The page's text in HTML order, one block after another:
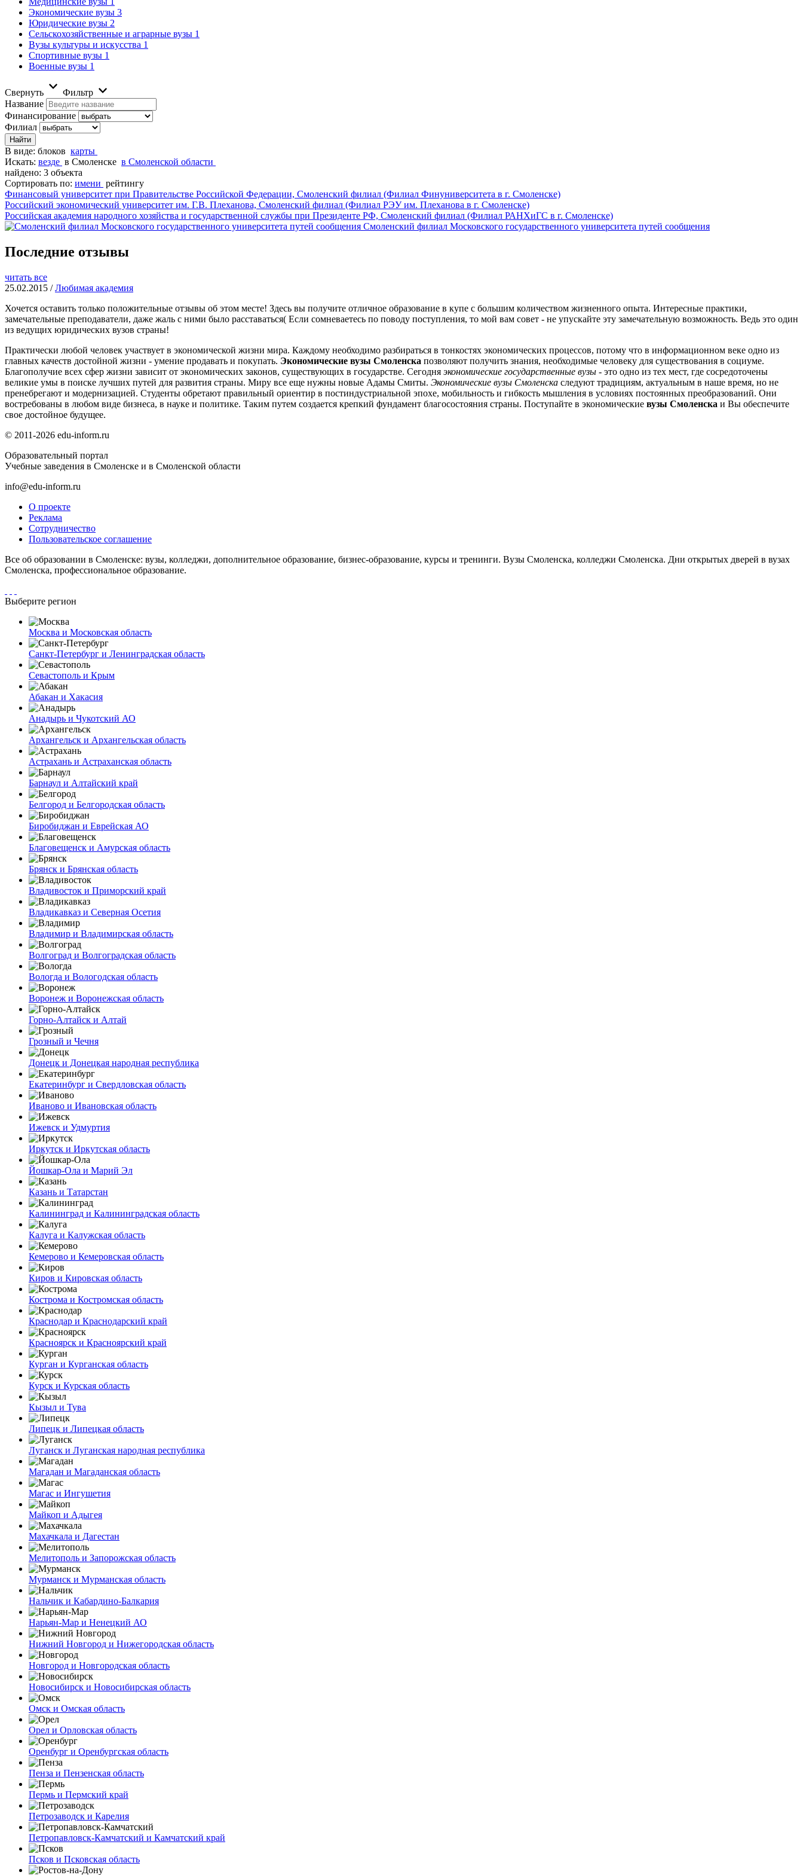
Экономические вузы 3
Юридические вузы 2
Сельскохозяйственные и аграрные вузы 1
Вузы культуры и искусства 1
Спортивные вузы 1
Военные вузы 1
Свернуть
Фильтр
Название
Финансирование
Филиал
В виде: блоков карты
Искать: везде в Смоленске в Смоленской области
найдено: 3 объекта
Сортировать по: имени рейтингу
Финансовый университет при Правительстве Российской Федерации, Смоленский филиал (Филиал Финуниверситета в г. Смоленске)
Российский экономический университет им. Г.В. Плеханова, Смоленский филиал (Филиал РЭУ им. Плеханова в г. Смоленске)
Российская академия народного хозяйства и государственной службы при Президенте РФ, Смоленский филиал (Филиал РАНХиГС в г. Смоленске)
Смоленский филиал Московского государственного университета путей сообщения
Последние отзывы
читать все
25.02.2015 /Любимая академия
Хочется оставить только положительные отзывы об этом месте! Здесь вы получите отличное образование в купе с большим количеством жизненного опыта. Интересные практики,
замечательные преподаватели, даже жаль с ними было расставаться( Если сомневаетесь по поводу поступления, то мой вам совет - не упускайте эту замечательную возможность. Ведь это один
из ведущих юридических вузов страны!
Практически любой человек участвует в экономической жизни мира. Каждому необходимо разбираться в тонкостях экономических процессов, потому что в информационном веке одно из
главных качеств достойной жизни - умение продавать и покупать. Экономические вузы Смоленска позволяют получить знания, необходимые человеку для существования в социуме.
Благополучие всех сфер жизни зависит от экономических законов, существующих в государстве. Сегодня экономические государственные вузы - это одно из тех мест, где сосредоточены
великие умы в поиске лучших путей для развития страны. Миру все еще нужны новые Адамы Смиты. Экономические вузы Смоленска следуют традициям, актуальным в наше время, но не
пренебрегают и модернизацией. Студенты обретают правильный ориентир в постиндустриальной эпохе, мобильность и гибкость мышления в условиях постоянных преобразований. Они
востребованы в любом виде бизнеса, в науке и политике. Таким путем создается крепкий фундамент благосостояния страны. Поступайте в экономические вузы Смоленска и Вы обеспечите
свое достойное будущее.
© 2011-2026 edu-inform.ru
Образовательный портал
Учебные заведения в Смоленске и в Смоленской области
info@edu-inform.ru
О проекте
Реклама
Сотрудничество
Пользовательское соглашение
Все об образовании в Смоленске: вузы, колледжи, дополнительное образование, бизнес-образование, курсы и тренинги. Вузы Смоленска, колледжи Смоленска. Дни открытых дверей в вузах
Смоленска, профессиональное образование.
Выберите регион
Москва и Московская область
Санкт-Петербург и Ленинградская область
Севастополь и Крым
Абакан и Хакасия
Анадырь и Чукотский АО
Архангельск и Архангельская область
Астрахань и Астраханская область
Барнаул и Алтайский край
Белгород и Белгородская область
Биробиджан и Еврейская АО
Благовещенск и Амурская область
Брянск и Брянская область
Владивосток и Приморский край
Владикавказ и Северная Осетия
Владимир и Владимирская область
Волгоград и Волгоградская область
Вологда и Вологодская область
Воронеж и Воронежская область
Горно-Алтайск и Алтай
Грозный и Чечня
Донецк и Донецкая народная республика
Екатеринбург и Свердловская область
Иваново и Ивановская область
Ижевск и Удмуртия
Иркутск и Иркутская область
Йошкар-Ола и Марий Эл
Казань и Татарстан
Калининград и Калининградская область
Калуга и Калужская область
Кемерово и Кемеровская область
Киров и Кировская область
Кострома и Костромская область
Краснодар и Краснодарский край
Красноярск и Красноярский край
Курган и Курганская область
Курск и Курская область
Кызыл и Тува
Липецк и Липецкая область
Луганск и Луганская народная республика
Магадан и Магаданская область
Магас и Ингушетия
Майкоп и Адыгея
Махачкала и Дагестан
Мелитополь и Запорожская область
Мурманск и Мурманская область
Нальчик и Кабардино-Балкария
Нарьян-Мар и Ненецкий АО
Нижний Новгород и Нижегородская область
Новгород и Новгородская область
Новосибирск и Новосибирская область
Омск и Омская область
Орел и Орловская область
Оренбург и Оренбургская область
Пенза и Пензенская область
Пермь и Пермский край
Петрозаводск и Карелия
Петропавловск-Камчатский и Камчатский край
Псков и Псковская область